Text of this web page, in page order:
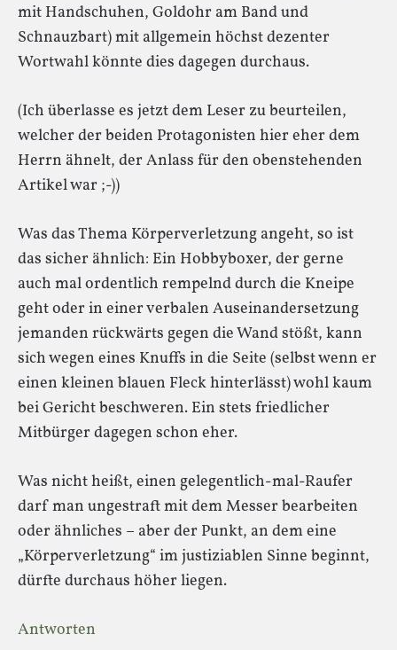
mit Handschuhen, Goldohr am Band und
Schnauzbart) mit allgemein höchst dezenter
Wortwahl könnte dies dagegen durchaus.
(Ich überlasse es jetzt dem Leser zu beurteilen,
welcher der beiden Protagonisten hier eher dem
Herrn ähnelt, der Anlass für den obenstehenden
Artikel war ;-))
Was das Thema Körperverletzung angeht, so ist
das sicher ähnlich: Ein Hobbyboxer, der gerne
auch mal ordentlich rempelnd durch die Kneipe
geht oder in einer verbalen Auseinandersetzung
jemanden rückwärts gegen die Wand stößt, kann
sich wegen eines Knuffs in die Seite (selbst wenn er
einen kleinen blauen Fleck hinterlässt) wohl kaum
bei Gericht beschweren. Ein stets friedlicher
Mitbürger dagegen schon eher.
Was nicht heißt, einen gelegentlich-mal-Raufer
darf man ungestraft mit dem Messer bearbeiten
oder ähnliches – aber der Punkt, an dem eine
„Körperverletzung“ im justiziablen Sinne beginnt,
dürfte durchaus höher liegen.
Antworten